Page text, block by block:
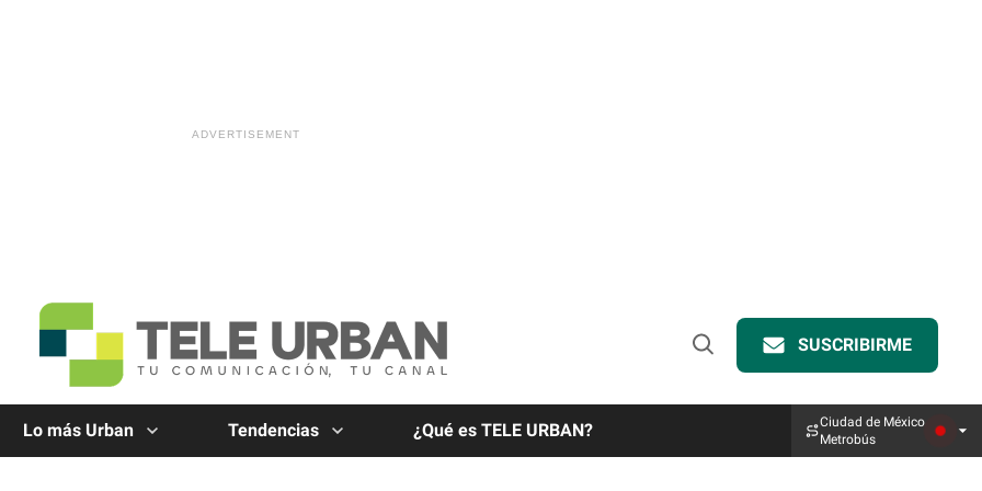
Open
SUSCRIBIRME
Lo más Urban Tendencias ¿Qué es TELE URBAN?
Ciudad de México
Metrobús